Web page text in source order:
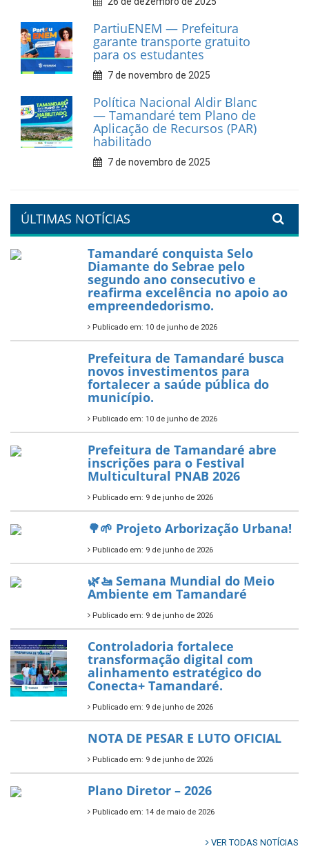
Prefeitura de Tamandaré
fortalece apoio aos
catadores de materiais
recicláveis
9 de fevereiro de 2026
Prefeitura de Tamandaré
reforça diálogo e
compromisso com a
valorização da educação
7 de fevereiro de 2026
orla da cidade.
PartiuENEM — Prefeitura
garante transporte gratuito
para os estudantes
7 de novembro de 2025
Política Nacional Aldir Blanc
— Tamandaré tem Plano de
Aplicação de Recursos (PAR)
habilitado
7 de novembro de 2025
ÚLTIMAS NOTÍCIAS
Tamandaré conquista Selo
Diamante do Sebrae pelo
segundo ano consecutivo e
reafirma excelência no apoio ao
empreendedorismo.
Publicado em: 10 de junho de 2026
Prefeitura de Tamandaré busca
novos investimentos para
fortalecer a saúde pública do
município.
Publicado em: 10 de junho de 2026
Prefeitura de Tamandaré abre
inscrições para o Festival
Multicultural PNAB 2026
🌳🌱 Projeto Arborização Urbana!
🌿🚤 Semana Mundial do Meio
Publicado em: 9 de junho de 2026